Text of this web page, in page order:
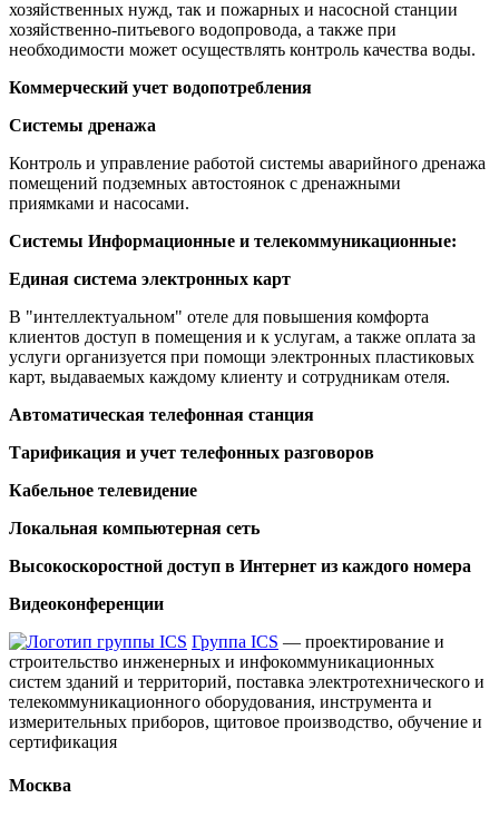
хозяйственных нужд, так и пожарных и насосной станции
хозяйственно-питьевого водопровода, а также при
необходимости может осуществлять контроль качества воды.
Коммерческий учет водопотребления
Системы дренажа
Контроль и управление работой системы аварийного дренажа
помещений подземных автостоянок с дренажными
приямками и насосами.
Системы Информационные и телекоммуникационные:
Единая система электронных карт
В "интеллектуальном" отеле для повышения комфорта
клиентов доступ в помещения и к услугам, а также оплата за
услуги организуется при помощи электронных пластиковых
карт, выдаваемых каждому клиенту и сотрудникам отеля.
Автоматическая телефонная станция
Тарификация и учет телефонных разговоров
Кабельное телевидение
Локальная компьютерная сеть
Высокоскоростной доступ в Интернет из каждого номера
Видеоконференции
Группа ICS — проектирование и
строительство инженерных и инфокоммуникационных
систем зданий и территорий, поставка электротехнического и
телекоммуникационного оборудования, инструмента и
измерительных приборов, щитовое производство, обучение и
сертификация
Москва